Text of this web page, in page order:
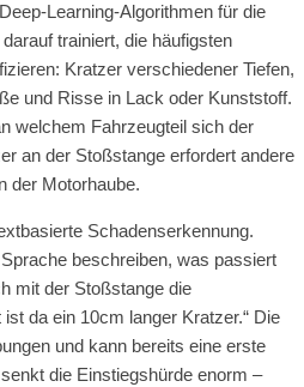
Learning-Algorithmen für die
trainiert, die häufigsten
Kratzer verschiedener Tiefen,
und Risse in Lack oder Kunststoff.
welchem Fahrzeugteil sich der
an der Stoßstange erfordert andere
der Motorhaube.
Schadenserkennung.
beschreiben, was passiert
mit der Stoßstange die
da ein 10cm langer Kratzer.“ Die
und kann bereits eine erste
die Einstiegshürde enorm –